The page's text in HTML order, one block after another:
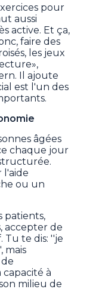
pour
aussi
active. Et ça,
faire des
les jeux
Il ajoute
est l'un des
âgées
chaque jour
l'aide
ou un
patients,
accepter de
Tu te dis: ''je
mais
à
milieu de